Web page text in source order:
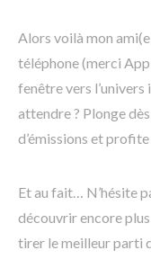
Alors voilà mon
téléphone (merci
fenêtre vers
attendre ? Plonge
d’émissions et
Et au fait… N’hésite
découvrir encore
tirer le meilleur parti